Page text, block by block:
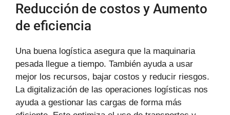
Reducción de costos y Aumento
de eficiencia
Una buena logística asegura que la maquinaria
pesada llegue a tiempo. También ayuda a usar
mejor los recursos, bajar costos y reducir riesgos.
La digitalización de las operaciones logísticas nos
ayuda a gestionar las cargas de forma más